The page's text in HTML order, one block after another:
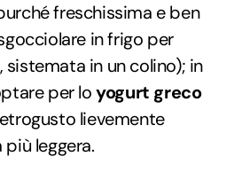
freschissima e ben
in frigo per
in un colino); in
per loyogurt greco
lievemente
leggera.